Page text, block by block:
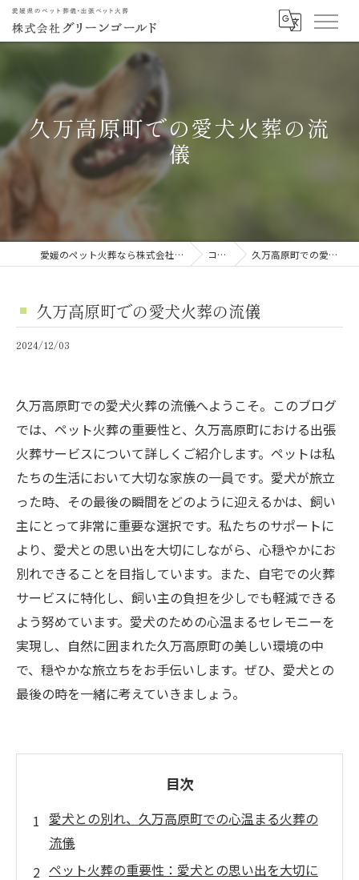
久万高原町での愛犬火葬の流
儀
愛媛のペット火葬なら株式会社グリーンゴールド コラム 久万高原町での愛犬火葬の流儀
久万高原町での愛犬火葬の流儀
2024/12/03
久万高原町での愛犬火葬の流儀へようこそ。このブログ
では、ペット火葬の重要性と、久万高原町における出張
火葬サービスについて詳しくご紹介します。ペットは私
たちの生活において大切な家族の一員です。愛犬が旅立
った時、その最後の瞬間をどのように迎えるかは、飼い
主にとって非常に重要な選択です。私たちのサポートに
より、愛犬との思い出を大切にしながら、心穏やかにお
別れできることを目指しています。また、自宅での火葬
サービスに特化し、飼い主の負担を少しでも軽減できる
よう努めています。愛犬のための心温まるセレモニーを
実現し、自然に囲まれた久万高原町の美しい環境の中
で、穏やかな旅立ちをお手伝いします。ぜひ、愛犬との
最後の時を一緒に考えていきましょう。
目次
愛犬との別れ、久万高原町での心温まる火葬の
流儀
ペット火葬の重要性：愛犬との思い出を大切に